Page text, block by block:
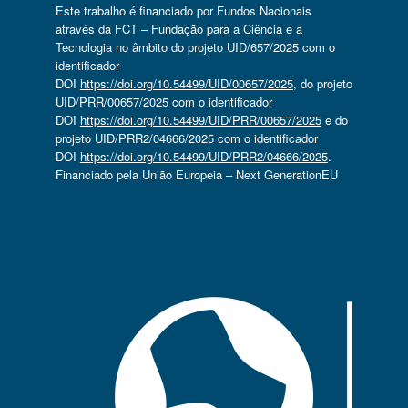
Este trabalho é financiado por Fundos Nacionais
através da FCT – Fundação para a Ciência e a
Tecnologia no âmbito do projeto UID/657/2025 com o
identificador
DOI https://doi.org/10.54499/UID/00657/2025, do projeto
UID/PRR/00657/2025 com o identificador
DOI https://doi.org/10.54499/UID/PRR/00657/2025e do
projeto UID/PRR2/04666/2025 com o identificador
DOI https://doi.org/10.54499/UID/PRR2/04666/2025.
Financiado pela União Europeia – Next GenerationEU